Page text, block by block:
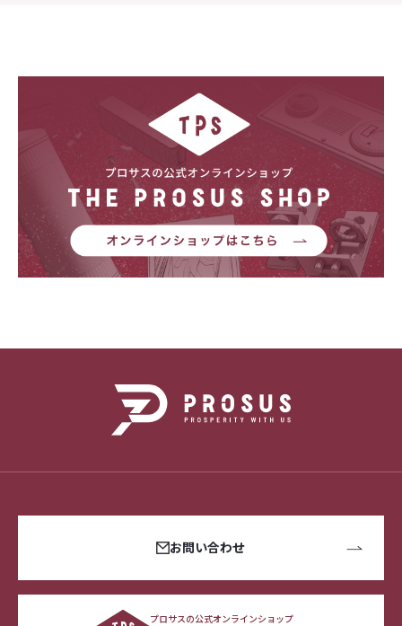
お問い合わせ
プロサスの公式オンラインショップ